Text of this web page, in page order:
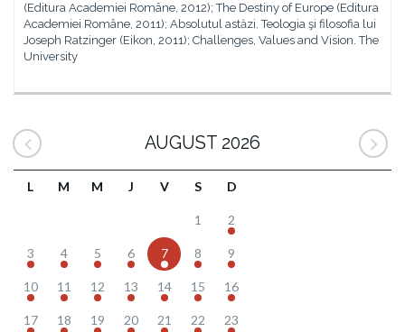
(Editura Academiei Române, 2012); The Destiny of Europe (Editura
Academiei Române, 2011); Absolutul astăzi. Teologia şi filosofia lui
Joseph Ratzinger (Eikon, 2011); Challenges, Values and Vision. The
University
AUGUST 2026
L M M J V S D
1 2
3 4 5 6 7 8 9
10 11 12 13 14 15 16
17 18 19 20 21 22 23